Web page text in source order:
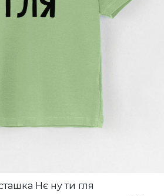
Нє ну ти гля